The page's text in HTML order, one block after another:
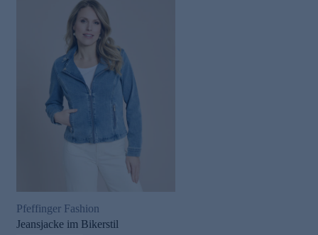
Pfeffinger Fashion
Jeansjacke im Bikerstil